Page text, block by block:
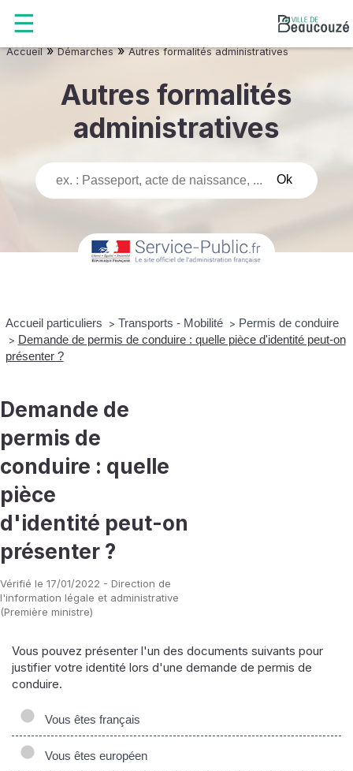
Accueil»Démarches»Autres formalités administratives
Autres formalités
administratives
Accueil particuliers > Transports - Mobilité > Permis de conduire
> Demande de permis de conduire : quelle pièce d'identité peut-on
présenter ?
Demande de
permis de
conduire : quelle
pièce
d'identité peut-on
présenter ?
Vérifié le 17/01/2022 - Direction de
l'information légale et administrative
(Première ministre)
Vous pouvez présenter l'un des documents suivants pour
justifier votre identité lors d'une demande de permis de
conduire.
Vous êtes français
Vous êtes européen